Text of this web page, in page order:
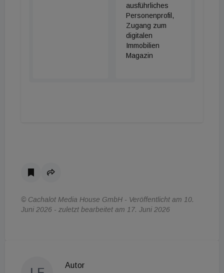
ausführliches
Personenprofil,
Zugang zum
digitalen
Immobilien
Magazin
© Cachalot Media House GmbH - Veröffentlicht am 10.
Juni 2026 - zuletzt bearbeitet am 17. Juni 2026
Autor